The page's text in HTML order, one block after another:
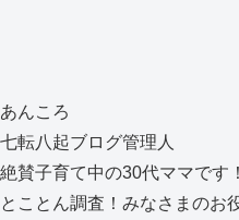
あんころ
七転八起ブログ管理人
絶賛子育て中の30代ママです
とことん調査！みなさまのお